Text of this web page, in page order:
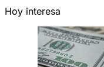
Hoy interesa